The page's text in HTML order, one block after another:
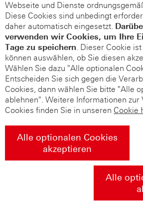
Webseite und Dienste
Diese Cookies sind unbedingt
daher automatisch eingesetzt.
verwenden wir Cookies, um Ihre
Tage zu speichern. Dieser Cookie
können auswählen, ob Sie diesen
Wählen Sie dazu "Alle optionalen
Entscheiden Sie sich gegen die
Cookies, dann wählen Sie bitte "Alle
ablehnen". Weitere Informationen zur
Cookies finden Sie in unseren Cookie
Alle optionalen Cookies
akzeptieren
Alle